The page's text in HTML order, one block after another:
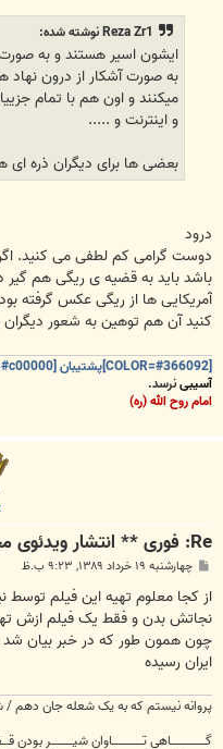
Reza Zr1 نوشته شده:
ایشون اسیر هستند و به
به صورت آشکار از درون نهاد
میکنند و اون هم با تمام
و اینترنت و .....
بعضی ها برای دیگران ذره
درود
دوست گرامی کم لطفی می کنید. اگر
باشد باید به قضیه ی ریگی هم گیر
آمریکایی ها از ریگی عکس گرفته
کنید آن هم توهین به شعور
آسیبینرسد.
امام روح الله (ره)
Re: فوری ** انتشار ویدئوی محرمانه دانشمند ربوده شده ایرانی
پ
ت
چهارشنبه ۱۹ خرداد ۱۳۸۹, ۹:۲۳ ب.ظ
از کجا معلوم تهیه این فیلم توسط
نجاتش بدن و فقط یک فیلم ازش
چون همون طور که در خبر بیان
ایران رسیده
پروانه نیستم که به یک شعله جان دهم /
گــــــــــــــــاهی تــــــــــــــاوان شیــــــــــر